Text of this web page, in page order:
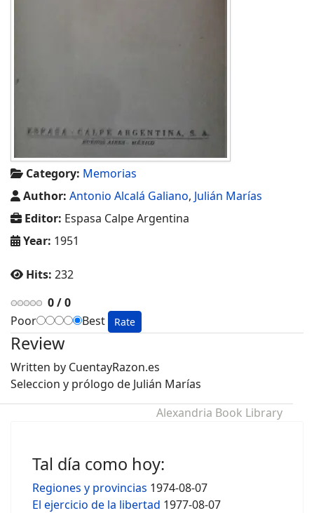
Category: Memorias
Author: Antonio Alcalá Galiano, Julián Marías
Editor: Espasa Calpe Argentina
Year: 1951
Hits: 232
0/0
Poor
Best
Review
Written by CuentayRazon.es
Seleccion y prólogo de Julián Marías
Alexandria Book Library
Tal día como hoy:
Regiones y provincias 1974-08-07
El ejercicio de la libertad 1977-08-07